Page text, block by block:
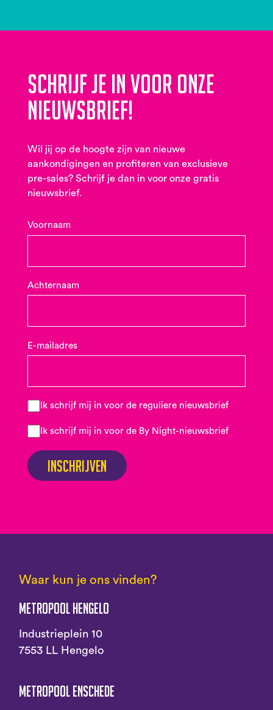
Schrijf je in voor onze
nieuwsbrief!
Wil jij op de hoogte zijn van nieuwe
aankondigingen en profiteren van exclusieve
pre-sales? Schrijf je dan in voor onze gratis
nieuwsbrief.
Voornaam
Achternaam
E-mailadres
Ik schrijf mij in voor de reguliere nieuwsbrief
Ik schrijf mij in voor de By Night-nieuwsbrief
Inschrijven
Waar kun je ons vinden?
Metropool Hengelo
Industrieplein 10
7553 LL Hengelo
Metropool Enschede